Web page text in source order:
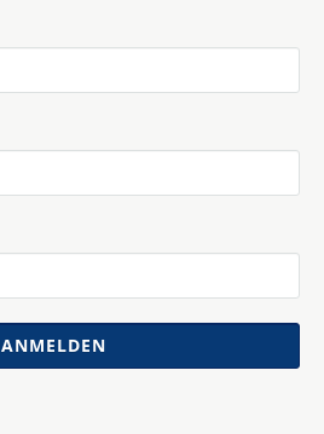
ANMELDEN